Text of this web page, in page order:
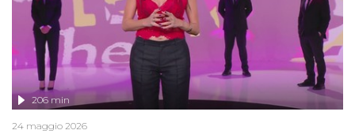
206 min
24 maggio 2026